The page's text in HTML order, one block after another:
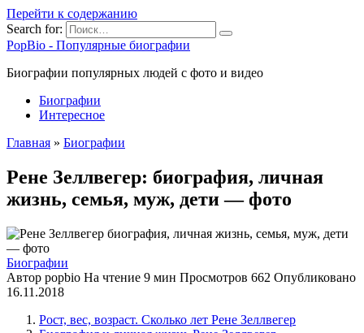
Перейти к содержанию
Search for:
PopBio - Популярные биографии
Биографии популярных людей с фото и видео
Биографии
Интересное
Главная » Биографии
Рене Зеллвегер: биография, личная
жизнь, семья, муж, дети — фото
Биографии
Автор popbio На чтение 9 мин Просмотров 662 Опубликовано
16.11.2018
Рост, вес, возраст. Сколько лет Рене Зеллвегер